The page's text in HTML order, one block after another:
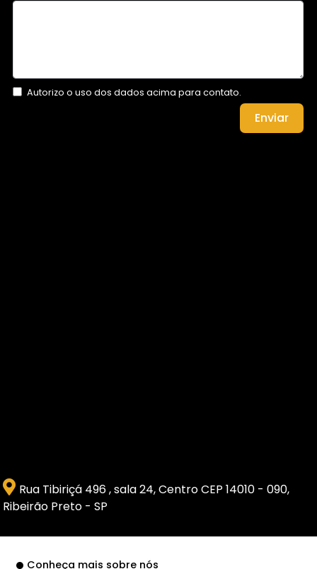
Autorizo o uso dos dados acima para contato.
Enviar
Rua Tibiriçá 496 , sala 24, Centro CEP 14010 - 090,
Ribeirão Preto - SP
Conheça mais sobre nós